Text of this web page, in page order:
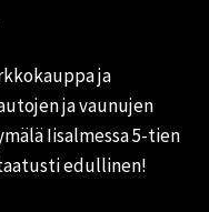
ja
ja vaunujen
Iisalmessa 5-tien
edullinen!